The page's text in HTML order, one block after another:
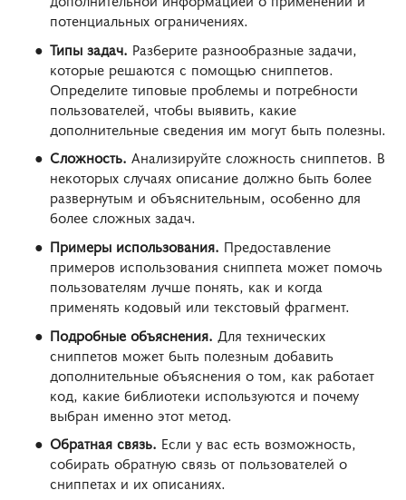
потенциальных ограничениях.
Типы задач. Разберите разнообразные задачи,
которые решаются с помощью сниппетов.
Определите типовые проблемы и потребности
пользователей, чтобы выявить, какие
дополнительные сведения им могут быть полезны.
Сложность. Анализируйте сложность сниппетов. В
некоторых случаях описание должно быть более
развернутым и объяснительным, особенно для
более сложных задач.
Примеры использования. Предоставление
примеров использования сниппета может помочь
пользователям лучше понять, как и когда
применять кодовый или текстовый фрагмент.
Подробные объяснения. Для технических
сниппетов может быть полезным добавить
дополнительные объяснения о том, как работает
код, какие библиотеки используются и почему
выбран именно этот метод.
Обратная связь. Если у вас есть возможность,
собирать обратную связь от пользователей о
сниппетах и их описаниях.